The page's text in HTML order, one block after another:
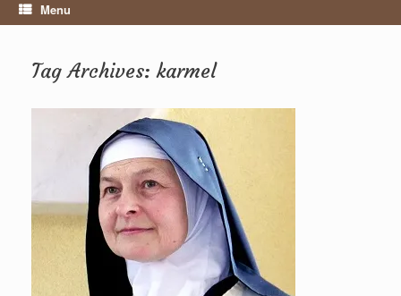
Menu
Tag Archives:karmel